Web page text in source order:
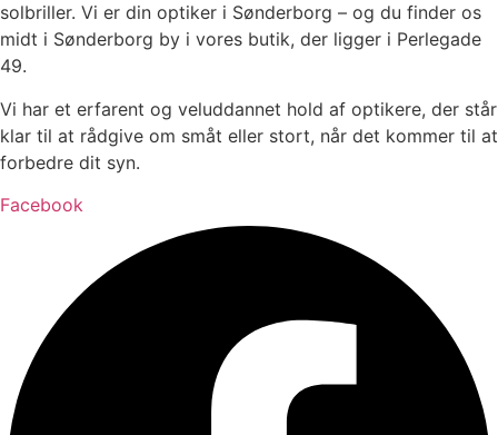
solbriller. Vi er din optiker i Sønderborg – og du finder os
midt i Sønderborg by i vores butik, der ligger i Perlegade
49.
Vi har et erfarent og veluddannet hold af optikere, der står
klar til at rådgive om småt eller stort, når det kommer til at
forbedre dit syn.
Facebook